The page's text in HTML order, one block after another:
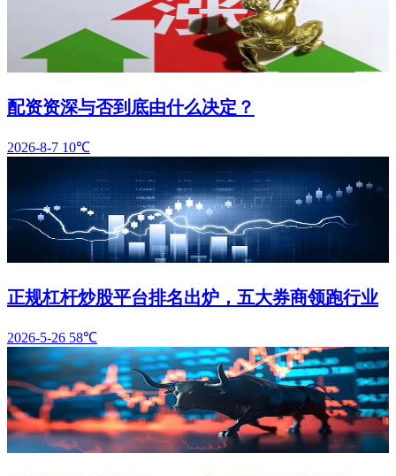
配资资深与否到底由什么决定？
2026-8-7 10℃
正规杠杆炒股平台排名出炉，五大券商领跑行业
2026-5-26 58℃